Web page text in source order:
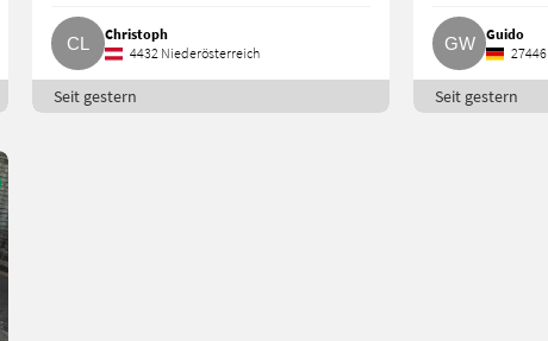
Christoph
4432 Niederösterreich
Seit gestern
Guido
27446
Seit gestern